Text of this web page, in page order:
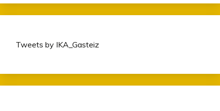
Tweets by IKA_Gasteiz